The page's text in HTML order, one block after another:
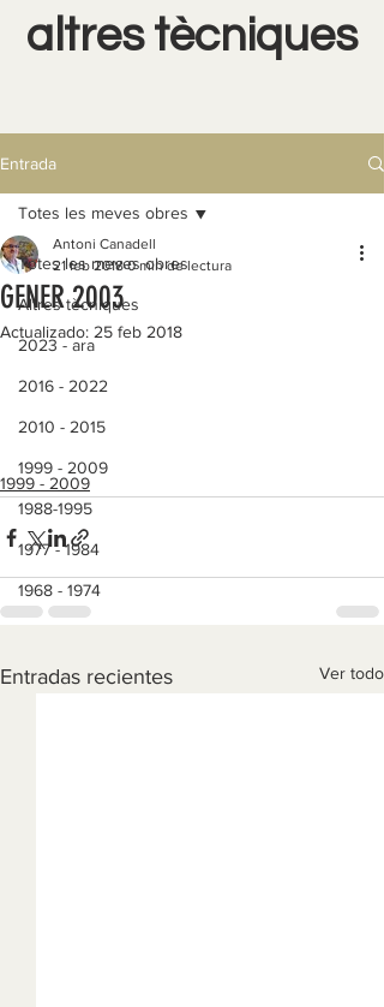
altres tècniques
Entrada
Totes les meves obres
Altres tècniques
2023 - ara
2016 - 2022
2010 - 2015
1999 - 2009
1988-1995
1977 - 1984
1968 - 1974
Totes les meves obres
GENER 2003
Antoni Canadell
21 feb 2018 0 min de lectura
Actualizado: 25 feb 2018
1999 - 2009
Entradas recientes Ver todo